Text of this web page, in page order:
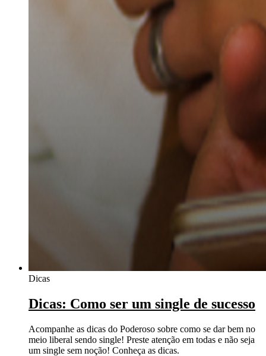
Dicas
Dicas: Como ser um single de sucesso
Acompanhe as dicas do Poderoso sobre como se dar bem no
meio liberal sendo single! Preste atenção em todas e não seja
um single sem noção! Conheça as dicas.